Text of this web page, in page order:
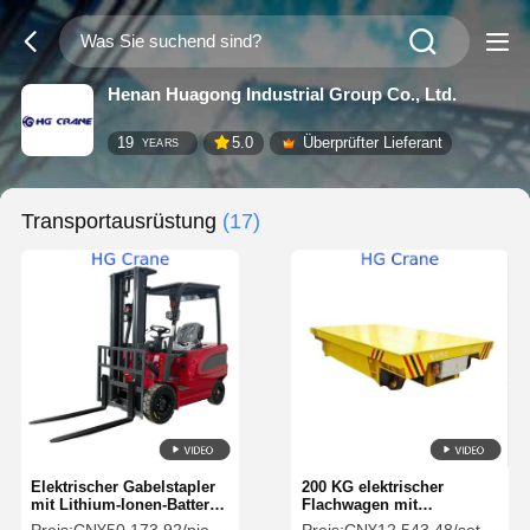
Henan Huagong Industrial Group Co., Ltd.
19 YEARS 5.0 Überprüfter Lieferant
Transportausrüstung (17)
Elektrischer Gabelstapler
mit Lithium-Ionen-Batterie
und AWD-Antrieb für
200 KG elektrischer
Flachwagen mit
Funkfernbedienung und